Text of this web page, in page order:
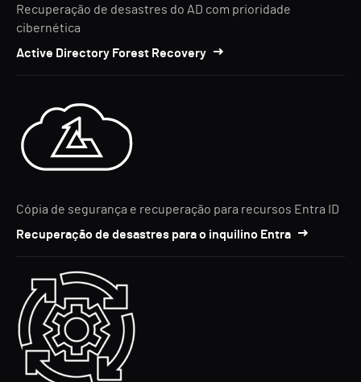
Recuperação de desastres do AD com prioridade
cibernética
Active Directory Forest Recovery
Cópia de segurança e recuperação para recursos Entra ID
Recuperação de desastres para o inquilino Entra